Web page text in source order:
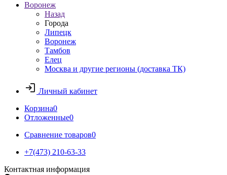
Воронеж
Назад
Города
Липецк
Воронеж
Тамбов
Елец
Москва и другие регионы (доставка ТК)
Личный кабинет
Корзина0
Отложенные0
Сравнение товаров0
+7(473) 210-63-33
Контактная информация